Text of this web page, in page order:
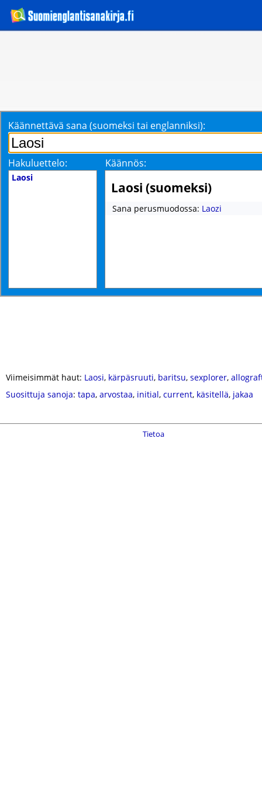
Käännettävä sana (suomeksi tai englanniksi):
Hakuluettelo: Käännös:
Laosi
Laosi (suomeksi)
Sana perusmuodossa: Laozi
Viimeisimmät haut: Laosi, kärpäsruuti, baritsu, sexplorer,
Suosittuja sanoja: tapa, arvostaa, initial, current, käsitellä, jakaa
Tietoa